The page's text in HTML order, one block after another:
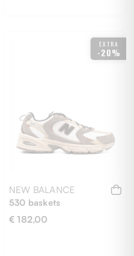
EXTRA
-20%
NEW BALANCE
530 baskets
€ 182,00